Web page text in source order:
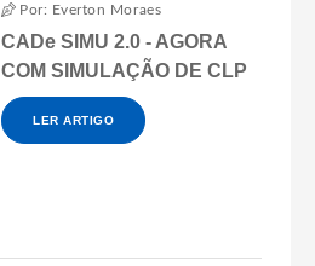
Por: Everton Moraes
CADe SIMU 2.0 - AGORA
COM SIMULAÇÃO DE CLP
LER ARTIGO